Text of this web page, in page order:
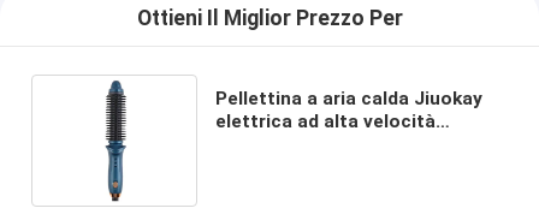
Ottieni Il Miglior Prezzo Per
Pellettina a aria calda Jiuokay
elettrica ad alta velocità